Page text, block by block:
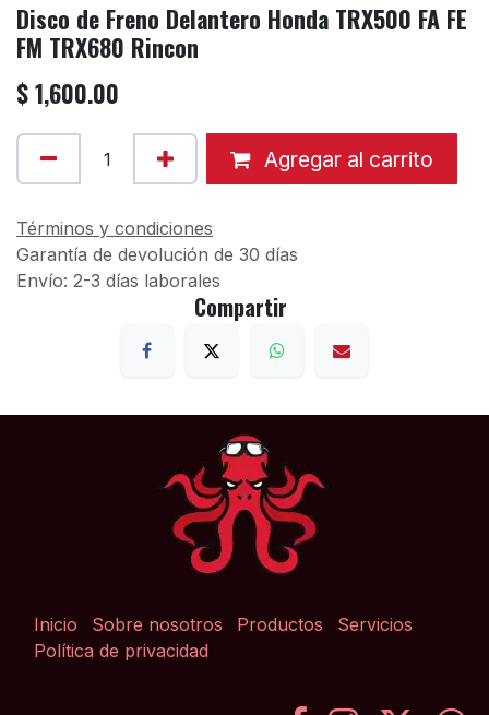
Disco de Freno Delantero Honda TRX500 FA FE
FM TRX680 Rincon
$1,600.00
Agregar al carrito
Términos y condiciones
Garantía de devolución de 30 días
Envío: 2-3 días laborales
Compartir
Inicio Sobre nosotros Productos
Servicios
Política de privacidad